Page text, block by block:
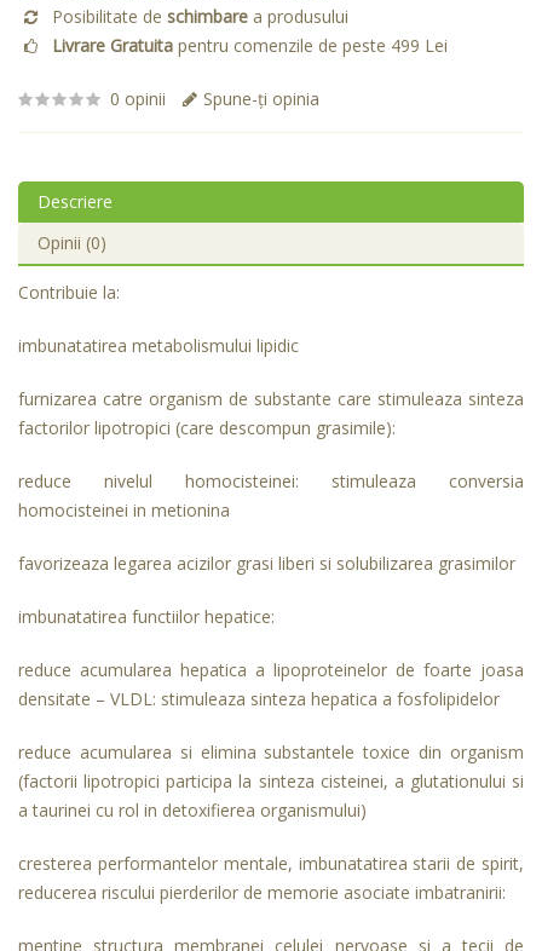
Posibilitate de schimbare a produsului
Livrare Gratuita pentru comenzile de peste 499 Lei
0 opinii Spune-ţi opinia
Descriere
Opinii (0)
Contribuie la:
imbunatatirea metabolismului lipidic
furnizarea catre organism de substante care stimuleaza sinteza
factorilor lipotropici (care descompun grasimile):
reduce nivelul homocisteinei: stimuleaza conversia
homocisteinei in metionina
favorizeaza legarea acizilor grasi liberi si solubilizarea grasimilor
imbunatatirea functiilor hepatice:
reduce acumularea hepatica a lipoproteinelor de foarte joasa
densitate – VLDL: stimuleaza sinteza hepatica a fosfolipidelor
reduce acumularea si elimina substantele toxice din organism
(factorii lipotropici participa la sinteza cisteinei, a glutationului si
a taurinei cu rol in detoxifierea organismului)
cresterea performantelor mentale, imbunatatirea starii de spirit,
reducerea riscului pierderilor de memorie asociate imbatranirii:
mentine structura membranei celulei nervoase si a tecii de